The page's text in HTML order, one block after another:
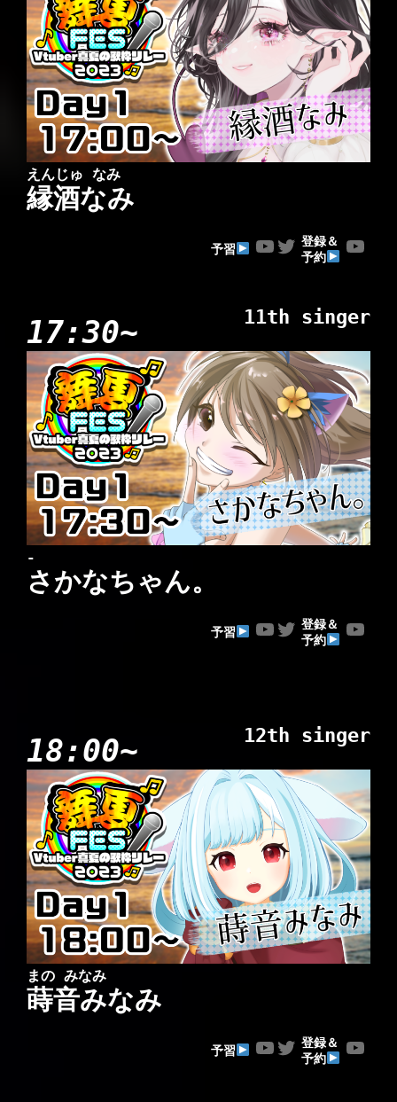
えんじゅ なみ
縁酒なみ
予習 YouTube Twitter
登録＆
予約
YouTube
17:30~ 11th singer
-
さかなちゃん。
予習 YouTube Twitter
登録＆
予約
YouTube
18:00~ 12th singer
まの みなみ
蒔音みなみ
予習 YouTube Twitter
登録＆
予約
YouTube